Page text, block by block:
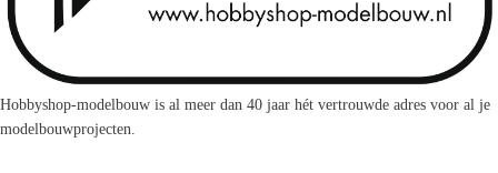
Hobbyshop-modelbouw is al meer dan 40 jaar hét vertrouwde adres voor al je
modelbouwprojecten.